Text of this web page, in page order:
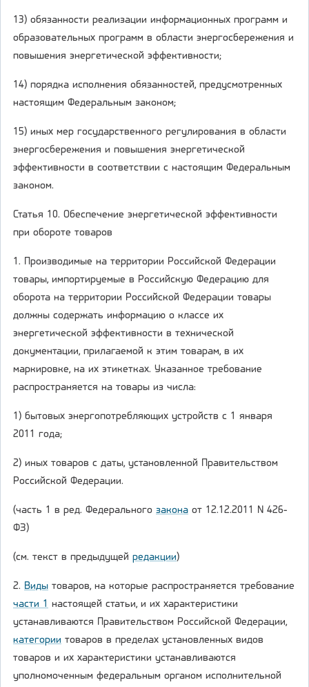
13) обязанности реализации информационных программ и
образовательных программ в области энергосбережения и
повышения энергетической эффективности;
14) порядка исполнения обязанностей, предусмотренных
настоящим Федеральным законом;
15) иных мер государственного регулирования в области
энергосбережения и повышения энергетической
эффективности в соответствии с настоящим Федеральным
законом.
Статья 10. Обеспечение энергетической эффективности
при обороте товаров
1. Производимые на территории Российской Федерации
товары, импортируемые в Российскую Федерацию для
оборота на территории Российской Федерации товары
должны содержать информацию о классе их
энергетической эффективности в технической
документации, прилагаемой к этим товарам, в их
маркировке, на их этикетках. Указанное требование
распространяется на товары из числа:
1) бытовых энергопотребляющих устройств с 1 января
2011 года;
2) иных товаров с даты, установленной Правительством
Российской Федерации.
(часть 1 в ред. Федерального закона от 12.12.2011 N 426-
ФЗ)
(см. текст в предыдущей редакции)
2. Виды товаров, на которые распространяется требование
части 1 настоящей статьи, и их характеристики
устанавливаются Правительством Российской Федерации,
категории товаров в пределах установленных видов
товаров и их характеристики устанавливаются
уполномоченным федеральным органом исполнительной